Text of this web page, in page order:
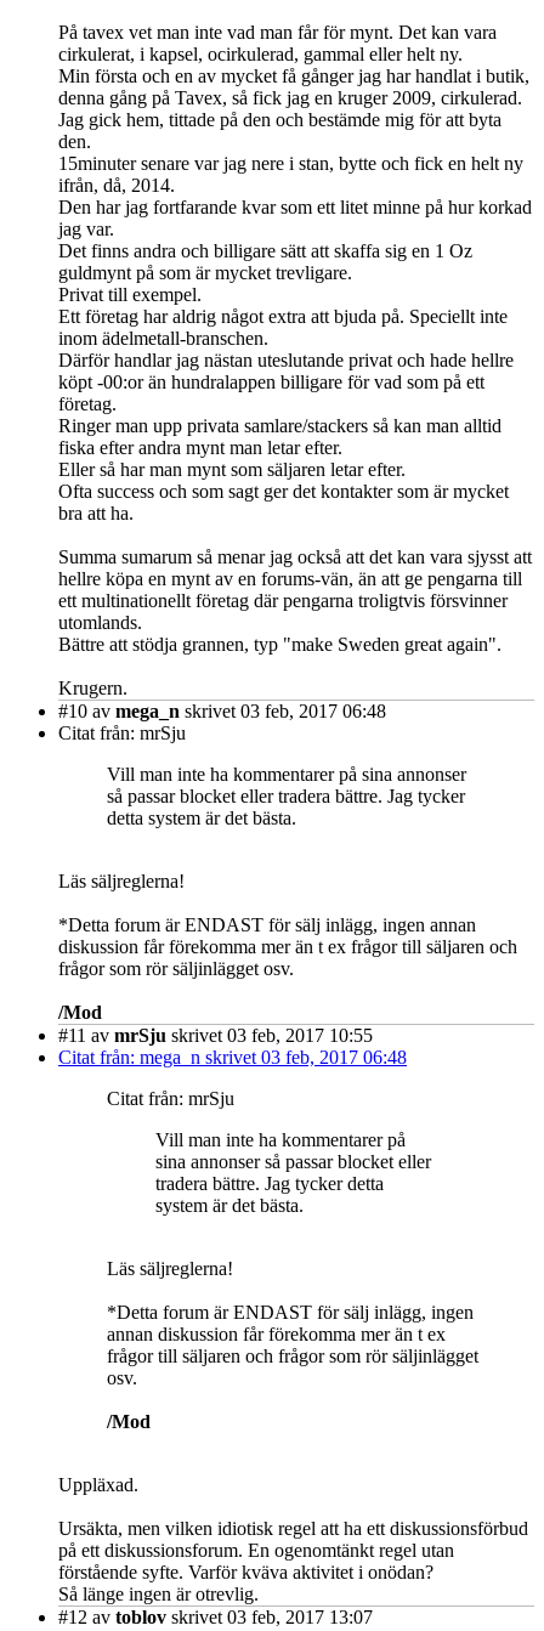
På tavex vet man inte vad man får för mynt. Det kan vara
cirkulerat, i kapsel, ocirkulerad, gammal eller helt ny.
Min första och en av mycket få gånger jag har handlat i butik,
denna gång på Tavex, så fick jag en kruger 2009, cirkulerad.
Jag gick hem, tittade på den och bestämde mig för att byta
den.
15minuter senare var jag nere i stan, bytte och fick en helt ny
ifrån, då, 2014.
Den har jag fortfarande kvar som ett litet minne på hur korkad
jag var.
Det finns andra och billigare sätt att skaffa sig en 1 Oz
guldmynt på som är mycket trevligare.
Privat till exempel.
Ett företag har aldrig något extra att bjuda på. Speciellt inte
inom ädelmetall-branschen.
Därför handlar jag nästan uteslutande privat och hade hellre
köpt -00:or än hundralappen billigare för vad som på ett
företag.
Ringer man upp privata samlare/stackers så kan man alltid
fiska efter andra mynt man letar efter.
Eller så har man mynt som säljaren letar efter.
Ofta success och som sagt ger det kontakter som är mycket
bra att ha.
Summa sumarum så menar jag också att det kan vara sjysst att
hellre köpa en mynt av en forums-vän, än att ge pengarna till
ett multinationellt företag där pengarna troligtvis försvinner
utomlands.
Bättre att stödja grannen, typ "make Sweden great again".
Krugern.
#10 av mega_n skrivet 03 feb, 2017 06:48
Citat från: mrSju
Vill man inte ha kommentarer på sina annonser
så passar blocket eller tradera bättre. Jag tycker
detta system är det bästa.
Läs säljreglerna!
*Detta forum är ENDAST för sälj inlägg, ingen annan
diskussion får förekomma mer än t ex frågor till säljaren och
frågor som rör säljinlägget osv.
/Mod
#11 av mrSju skrivet 03 feb, 2017 10:55
Citat från: mega_n skrivet 03 feb, 2017 06:48
Citat från: mrSju
Vill man inte ha kommentarer på
sina annonser så passar blocket eller
tradera bättre. Jag tycker detta
system är det bästa.
Läs säljreglerna!
*Detta forum är ENDAST för sälj inlägg, ingen
annan diskussion får förekomma mer än t ex
frågor till säljaren och frågor som rör säljinlägget
osv.
/Mod
Uppläxad.
Ursäkta, men vilken idiotisk regel att ha ett diskussionsförbud
på ett diskussionsforum. En ogenomtänkt regel utan
förstående syfte. Varför kväva aktivitet i onödan?
Så länge ingen är otrevlig.
#12 av toblov skrivet 03 feb, 2017 13:07